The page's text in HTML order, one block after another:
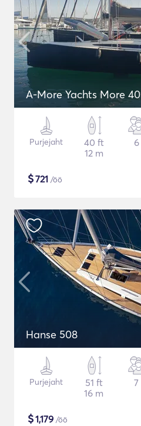
A-More Yachts More 40
Purjejaht
40 ft
12 m
6
$721 /öö
Hanse 508
Purjejaht
51 ft
16 m
7
$1,179 /öö